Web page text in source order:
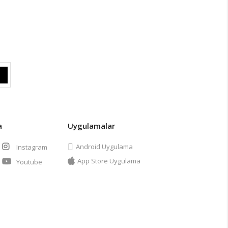
Instagram
Youtube
Uygulamalar
Android Uygulama
App Store Uygulama